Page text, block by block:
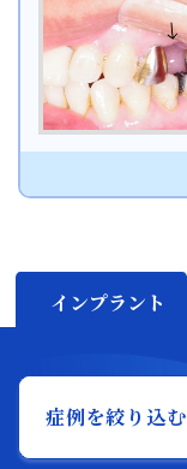
インプラント
症例を絞り込む